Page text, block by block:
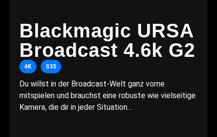
Blackmagic URSA
Broadcast 4.6k G2
4K S35
Du willst in der Broadcast-Welt ganz vorne
mitspielen und brauchst eine robuste wie vielseitige
Kamera, die dir in jeder Situation...